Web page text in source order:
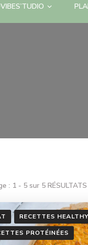
: 1 - 5 sur 5 RÉSULTATS
RECETTES
PROTÉINÉES